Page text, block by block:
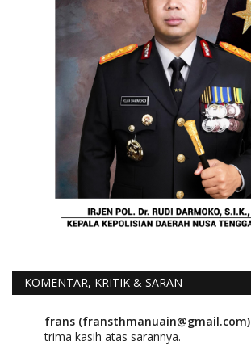
KOMENTAR, KRITIK & SARAN
frans (fransthmanuain@gmail.com)
trima kasih atas sarannya.